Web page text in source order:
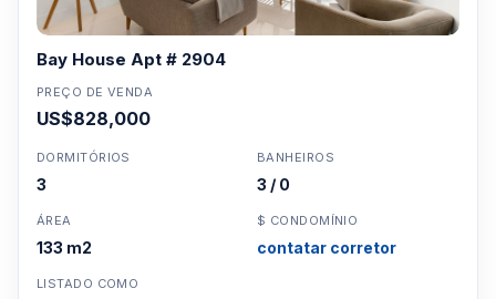
3957-0613
Bay House Apt # 2904
PREÇO DE VENDA
US$828,000
DORMITÓRIOS
3
BANHEIROS
3 / 0
ÁREA
133 m2
$ CONDOMÍNIO
contatar corretor
LISTADO COMO